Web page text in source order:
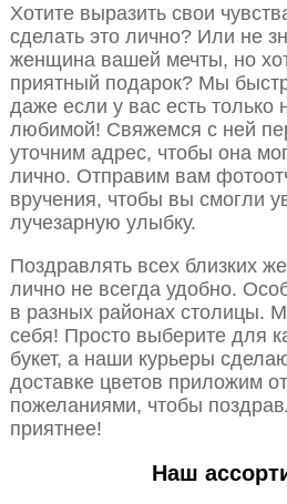
Хотите выразить свои
сделать это лично? Или не
женщина вашей мечты, но
приятный подарок? Мы
даже если у вас есть только
любимой! Свяжемся с ней
уточним адрес, чтобы она
лично. Отправим вам
вручения, чтобы вы смогли
лучезарную улыбку.
Поздравлять всех близких
лично не всегда удобно.
в разных районах столицы.
себя! Просто выберите для
букет, а наши курьеры
доставке цветов приложим
пожеланиями, чтобы
приятнее!
Наш